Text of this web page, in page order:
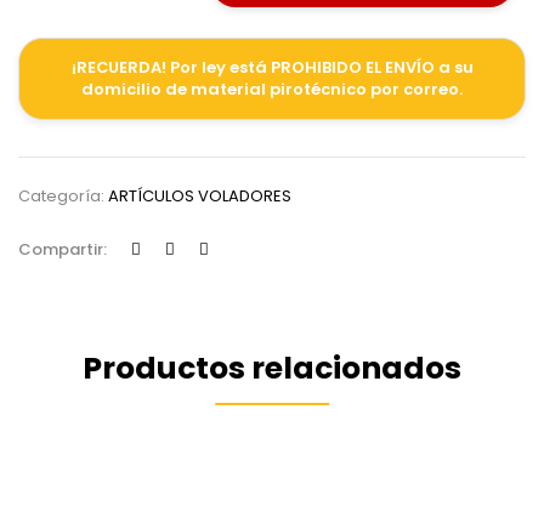
¡RECUERDA! Por ley está PROHIBIDO EL ENVÍO a su
domicilio de material pirotécnico por correo.
Categoría: ARTÍCULOS VOLADORES
Compartir:
Productos relacionados